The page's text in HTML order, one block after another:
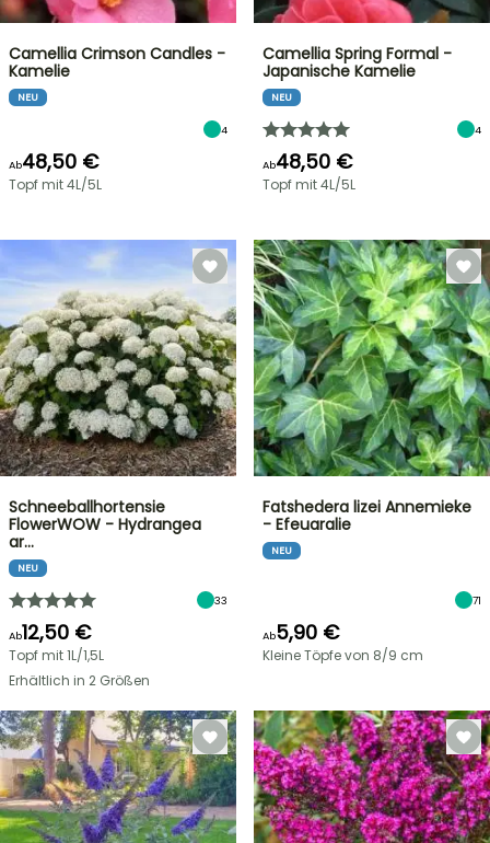
Camellia Crimson Candles -
Kamelie
NEU
4
Ab48,50 €
Topf mit 4L/5L
Camellia Spring Formal -
Japanische Kamelie
NEU
4
Ab48,50 €
Topf mit 4L/5L
Schneeballhortensie
FlowerWOW - Hydrangea
ar…
NEU
33
Ab12,50 €
Topf mit 1L/1,5L
Erhältlich in 2 Größen
Fatshedera lizei Annemieke
- Efeuaralie
NEU
71
Ab5,90 €
Kleine Töpfe von 8/9 cm